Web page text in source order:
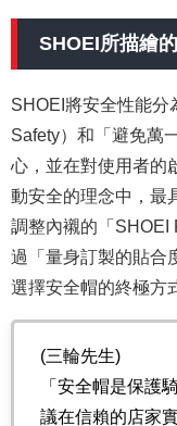
SHOEI所描繪
SHOEI將安全性能分
Safety）和「避免萬
心，並在對使用者的
動安全的理念中，最
調整內襯的「SHOEI
過「量身訂製的貼合
選擇安全帽的終極方
(三輪先生)
「安全帽是保護
議在信賴的店家